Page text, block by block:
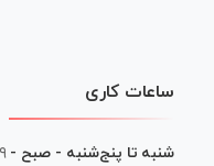
ساعات کاری
شنبه تا پنج‌شنبه - صبح - ۹ الی ۱۳